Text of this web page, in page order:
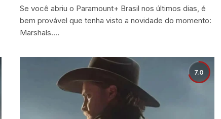
Se você abriu o Paramount+ Brasil nos últimos dias, é
bem provável que tenha visto a novidade do momento:
Marshals.…
7.0